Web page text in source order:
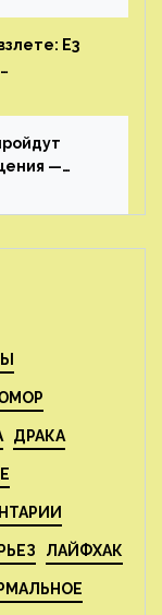
E3
—
ДРАКА
ЛАЙФХАК